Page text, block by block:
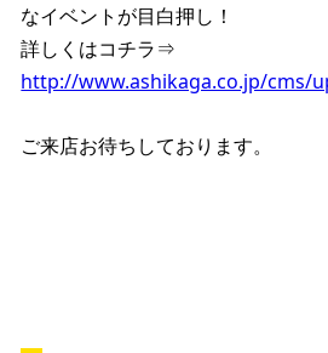
なイベントが目白押し！
詳しくはコチラ⇒
http://www.ashikaga.co.jp/cms/
ご来店お待ちしております。